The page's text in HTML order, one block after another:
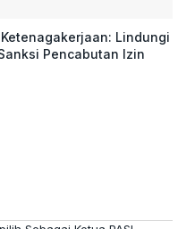
Lindungi
Pencabutan Izin